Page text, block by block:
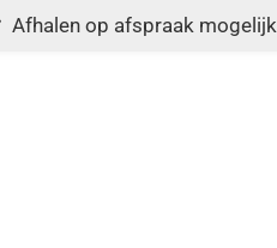
Afhalen op afspraak mogelijk